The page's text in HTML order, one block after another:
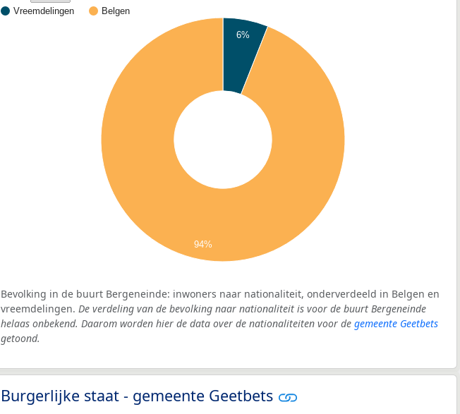
Vreemdelingen Belgen
6%
94%
Bevolking in de buurt Bergeneinde: inwoners naar nationaliteit, onderverdeeld in Belgen en
vreemdelingen. De verdeling van de bevolking naar nationaliteit is voor de buurt Bergeneinde
helaas onbekend. Daarom worden hier de data over de nationaliteiten voor de gemeente Geetbets
getoond.
Burgerlijke staat - gemeente Geetbets